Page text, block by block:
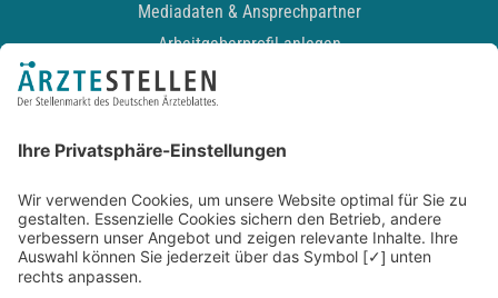
Mediadaten & Ansprechpartner
Arbeitgeberprofil anlegen
Recruiting-Podcast
Kontakt
Datenschutz
Newsletter